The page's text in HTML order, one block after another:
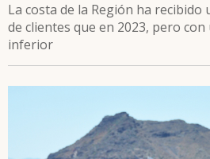
La costa de la Región ha
de clientes que en 2023, pero
inferior